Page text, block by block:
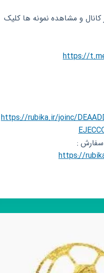
و مشاهده نمونه ها کلیک
https://
https://rubika.ir/joinc/
:
https://